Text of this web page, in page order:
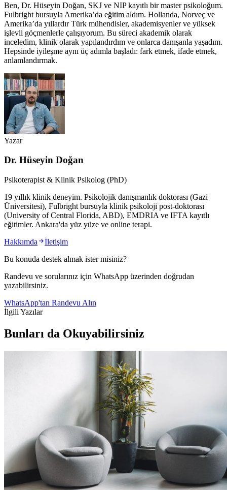
Ben, Dr. Hüseyin Doğan, SKJ ve NIP kayıtlı bir master psikoloğum.
Fulbright bursuyla Amerika’da eğitim aldım. Hollanda, Norveç ve
Amerika’da yıllardır Türk mühendisler, akademisyenler ve yüksek
işlevli göçmenlerle çalışıyorum. Bu süreci akademik olarak
inceledim, klinik olarak yapılandırdım ve onlarca danışanla yaşadım.
Hepsinde iyileşme aynı üç adımla başladı: fark etmek, ifade etmek,
anlamlandırmak.
Yazar
Dr. Hüseyin Doğan
Psikoterapist & Klinik Psikolog (PhD)
19 yıllık klinik deneyim. Psikolojik danışmanlık doktorası (Gazi
Üniversitesi), Fulbright bursuyla klinik psikoloji post-doktorası
(University of Central Florida, ABD), EMDRIA ve IFTA kayıtlı
eğitimler. Ankara'da yüz yüze ve online terapi.
Hakkımda
İletişim
Bu konuda destek almak ister misiniz?
Randevu ve sorularınız için WhatsApp üzerinden doğrudan
yazabilirsiniz.
WhatsApp'tan Randevu Alın
İlgili Yazılar
Bunları da Okuyabilirsiniz